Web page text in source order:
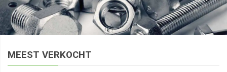
MEEST VERKOCHT